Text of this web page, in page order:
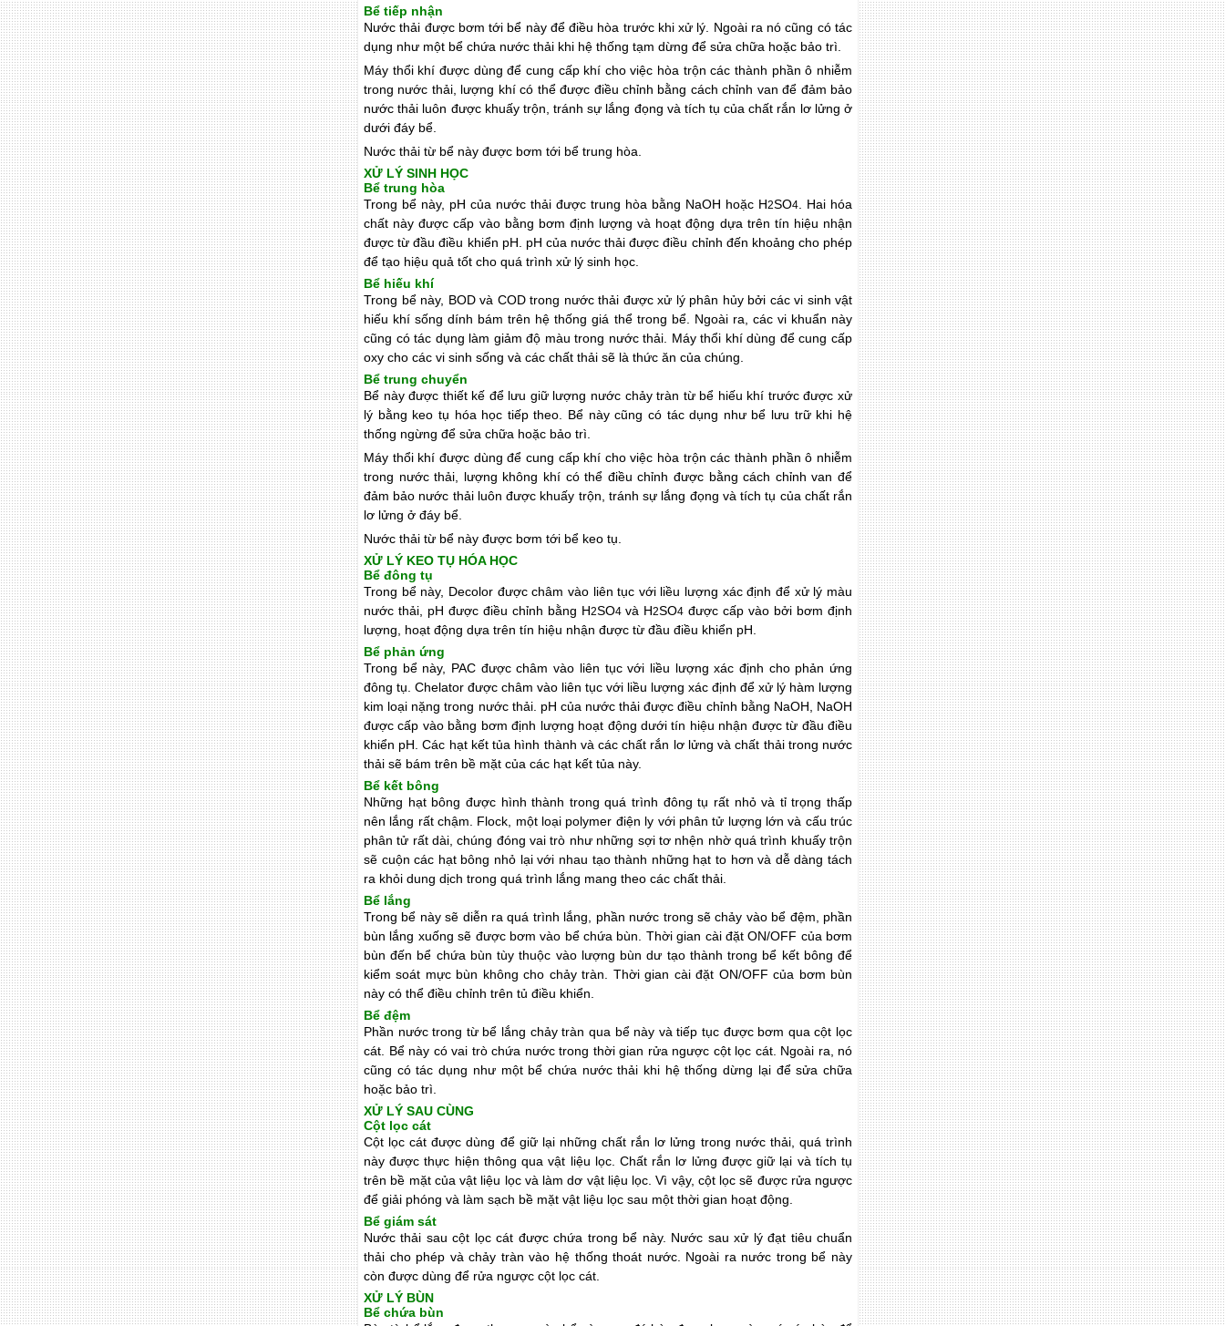
Bể tiếp nhận
Nước thải được bơm tới bể này để điều hòa trước khi xử lý. Ngoài ra nó cũng có tác
dụng như một bể chứa nước thải khi hệ thống tạm dừng để sửa chữa hoặc bảo trì.
Máy thổi khí được dùng để cung cấp khí cho việc hòa trộn các thành phần ô nhiễm
trong nước thải, lượng khí có thể được điều chỉnh bằng cách chỉnh van để đảm bảo
nước thải luôn được khuấy trộn, tránh sự lắng đọng và tích tụ của chất rắn lơ lửng ở
dưới đáy bể.
Nước thải từ bể này được bơm tới bể trung hòa.
XỬ LÝ SINH HỌC
Bể trung hòa
Trong bể này, pH của nước thải được trung hòa bằng NaOH hoặc H2SO4
. Hai hóa
chất này được cấp vào bằng bơm định lượng và hoạt động dựa trên tín hiệu nhận
được từ đầu điều khiển pH. pH của nước thải được điều chỉnh đến khoảng cho phép
để tạo hiệu quả tốt cho quá trình xử lý sinh học.
Bể hiếu khí
Trong bể này, BOD và COD trong nước thải được xử lý phân hủy bởi các vi sinh vật
hiếu khí sống dính bám trên hệ thống giá thể trong bể. Ngoài ra, các vi khuẩn này
cũng có tác dụng làm giảm độ màu trong nước thải. Máy thổi khí dùng để cung cấp
oxy cho các vi sinh sống và các chất thải sẽ là thức ăn của chúng.
Bể trung chuyển
Bể này được thiết kế để lưu giữ lượng nước chảy tràn từ bể hiếu khí trước được xử
lý bằng keo tụ hóa học tiếp theo. Bể này cũng có tác dụng như bể lưu trữ khi hệ
thống ngừng để sửa chữa hoặc bảo trì.
Máy thổi khí được dùng để cung cấp khí cho việc hòa trộn các thành phần ô nhiễm
trong nước thải, lượng không khí có thể điều chỉnh được bằng cách chỉnh van để
đảm bảo nước thải luôn được khuấy trộn, tránh sự lắng đọng và tích tụ của chất rắn
lơ lửng ở đáy bể.
Nước thải từ bể này được bơm tới bể keo tụ.
XỬ LÝ KEO TỤ HÓA HỌC
Bể đông tụ
Trong bể này, Decolor được châm vào liên tục với liều lượng xác định để xử lý màu
nước thải, pH được điều chỉnh bằng H2SO4và H2SO4 được cấp vào bởi bơm định
lượng, hoạt động dựa trên tín hiệu nhận được từ đầu điều khiển pH.
Bể phản ứng
Trong bể này, PAC được châm vào liên tục với liều lượng xác định cho phản ứng
đông tụ. Chelator được châm vào liên tục với liều lượng xác định để xử lý hàm lượng
kim loại nặng trong nước thải. pH của nước thải được điều chỉnh bằng NaOH, NaOH
được cấp vào bằng bơm định lượng hoạt động dưới tín hiệu nhận được từ đầu điều
khiển pH. Các hạt kết tủa hình thành và các chất rắn lơ lửng và chất thải trong nước
thải sẽ bám trên bề mặt của các hạt kết tủa này.
Bể kết bông
Những hạt bông được hình thành trong quá trình đông tụ rất nhỏ và tỉ trọng thấp
nên lắng rất chậm. Flock, một loại polymer điện ly với phân tử lượng lớn và cấu trúc
phân tử rất dài, chúng đóng vai trò như những sợi tơ nhện nhờ quá trình khuấy trộn
sẽ cuộn các hạt bông nhỏ lại với nhau tạo thành những hạt to hơn và dễ dàng tách
ra khỏi dung dịch trong quá trình lắng mang theo các chất thải.
Bể lắng
Trong bể này sẽ diễn ra quá trình lắng, phần nước trong sẽ chảy vào bể đệm, phần
bùn lắng xuống sẽ được bơm vào bể chứa bùn. Thời gian cài đặt ON/OFF của bơm
bùn đến bể chứa bùn tùy thuộc vào lượng bùn dư tạo thành trong bể kết bông để
kiểm soát mực bùn không cho chảy tràn. Thời gian cài đặt ON/OFF của bơm bùn
này có thể điều chỉnh trên tủ điều khiển.
Bể đệm
Phần nước trong từ bể lắng chảy tràn qua bể này và tiếp tục được bơm qua cột lọc
cát. Bể này có vai trò chứa nước trong thời gian rửa ngược cột lọc cát. Ngoài ra, nó
cũng có tác dụng như một bể chứa nước thải khi hệ thống dừng lại để sửa chữa
hoặc bảo trì.
XỬ LÝ SAU CÙNG
Cột lọc cát
Cột lọc cát được dùng để giữ lại những chất rắn lơ lửng trong nước thải, quá trình
này được thực hiện thông qua vật liệu lọc. Chất rắn lơ lửng được giữ lại và tích tụ
trên bề mặt của vật liệu lọc và làm dơ vật liệu lọc. Vì vậy, cột lọc sẽ được rửa ngược
để giải phóng và làm sạch bề mặt vật liệu lọc sau một thời gian hoạt động.
Bể giám sát
Nước thải sau cột lọc cát được chứa trong bể này. Nước sau xử lý đạt tiêu chuẩn
thải cho phép và chảy tràn vào hệ thống thoát nước. Ngoài ra nước trong bể này
còn được dùng để rửa ngược cột lọc cát.
XỬ LÝ BÙN
Bể chứa bùn